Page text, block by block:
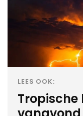
LEES OOK: